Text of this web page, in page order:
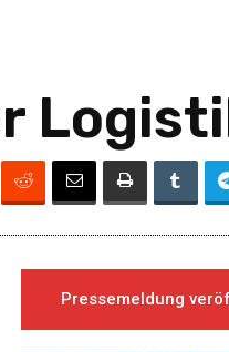
Pressemeldung